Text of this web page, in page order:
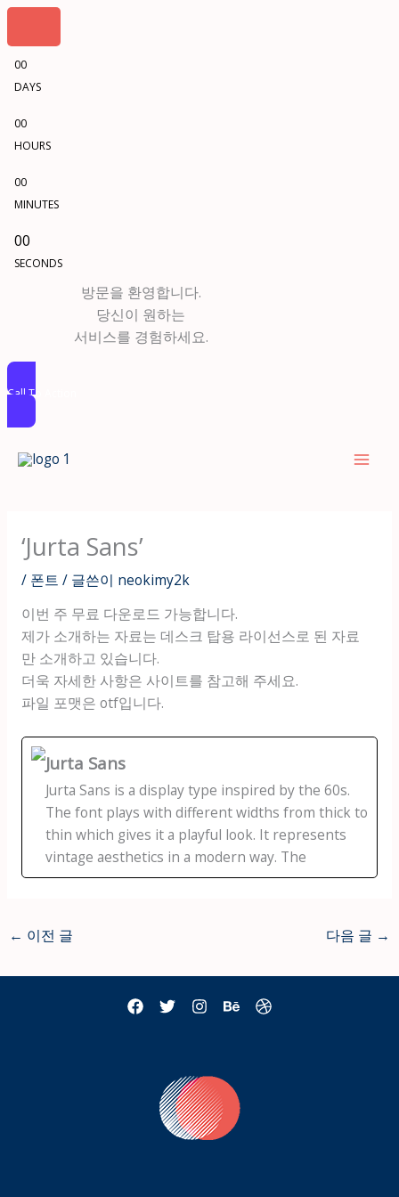
00
DAYS
00
HOURS
00
MINUTES
00
SECONDS
방문을 환영합니다.
당신이 원하는
서비스를 경험하세요.
Call To Action
‘Jurta Sans’
/ 폰트 / 글쓴이 neokimy2k
이번 주 무료 다운로드 가능합니다.
제가 소개하는 자료는 데스크 탑용 라이선스로 된 자료
만 소개하고 있습니다.
더욱 자세한 사항은 사이트를 참고해 주세요.
파일 포맷은 otf입니다.
Jurta Sans
Jurta Sans is a display type inspired by the 60s.
The font plays with different widths from thick to
thin which gives it a playful look. It represents
vintage aesthetics in a modern way. The
← 이전 글 다음 글 →